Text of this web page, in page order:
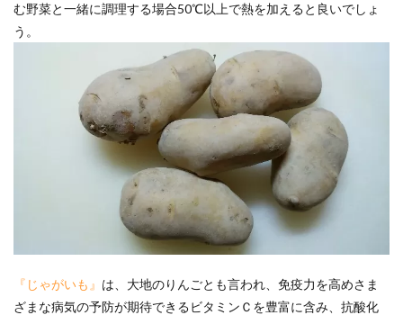
む野菜と一緒に調理する場合50℃以上で熱を加えると良いでしょ
う。
『じゃがいも』 は、大地のりんごとも言われ、免疫力を高めさま
ざまな病気の予防が期待できるビタミンＣを豊富に含み、抗酸化